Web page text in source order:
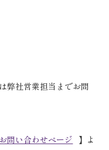
弊社営業担当までお問
お問い合わせページ 】よ